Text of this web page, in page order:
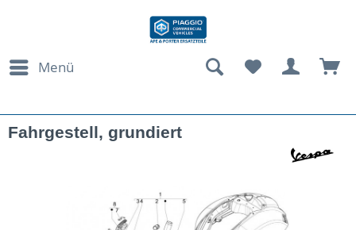
Menü
Fahrgestell, grundiert